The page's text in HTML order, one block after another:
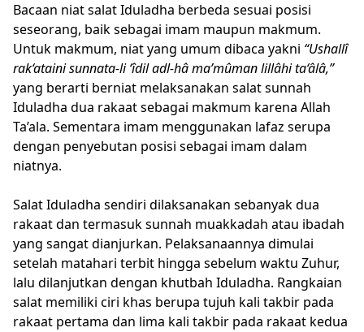
Bacaan niat salat Iduladha berbeda sesuai posisi
seseorang, baik sebagai imam maupun makmum.
Untuk makmum, niat yang umum dibaca yakni “Ushallî
rak‘ataini sunnata-li ‘îdil adl-hâ ma’mûman lillâhi ta‘âlâ,”
yang berarti berniat melaksanakan salat sunnah
Iduladha dua rakaat sebagai makmum karena Allah
Ta’ala. Sementara imam menggunakan lafaz serupa
dengan penyebutan posisi sebagai imam dalam
niatnya.
Salat Iduladha sendiri dilaksanakan sebanyak dua
rakaat dan termasuk sunnah muakkadah atau ibadah
yang sangat dianjurkan. Pelaksanaannya dimulai
setelah matahari terbit hingga sebelum waktu Zuhur,
lalu dilanjutkan dengan khutbah Iduladha. Rangkaian
salat memiliki ciri khas berupa tujuh kali takbir pada
rakaat pertama dan lima kali takbir pada rakaat kedua